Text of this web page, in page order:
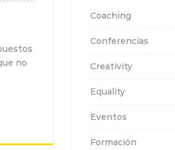
no
Coaching
Conferencias
Creativity
Equality
Eventos
Formación